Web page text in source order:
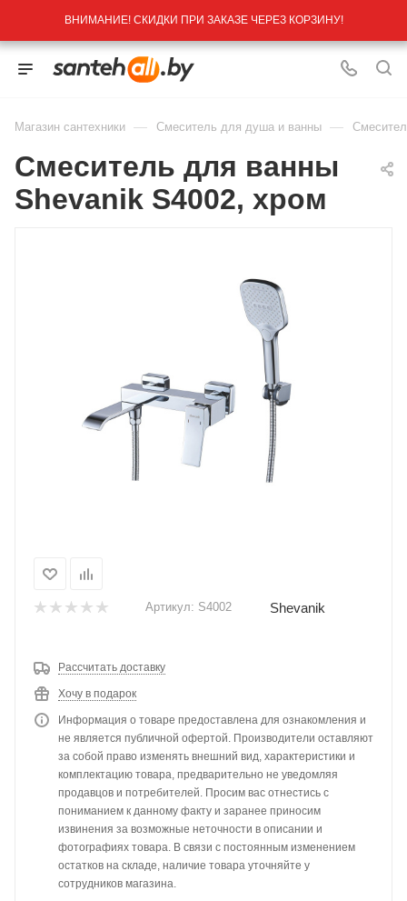
ВНИМАНИЕ! СКИДКИ ПРИ ЗАКАЗЕ ЧЕРЕЗ КОРЗИНУ!
Магазин сантехники — Смеситель для душа и ванны —
Смеситель для ванны
Shevanik S4002, хром
Артикул: S4002 Shevanik
Рассчитать доставку
Хочу в подарок
Информация о товаре предоставлена для ознакомления и
не является публичной офертой. Производители оставляют
за собой право изменять внешний вид, характеристики и
комплектацию товара, предварительно не уведомляя
продавцов и потребителей. Просим вас отнестись с
пониманием к данному факту и заранее приносим
извинения за возможные неточности в описании и
фотографиях товара. В связи с постоянным изменением
остатков на складе, наличие товара уточняйте у
сотрудников магазина.